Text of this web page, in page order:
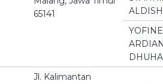
65141
DHUHA
Jl. Kalimantan